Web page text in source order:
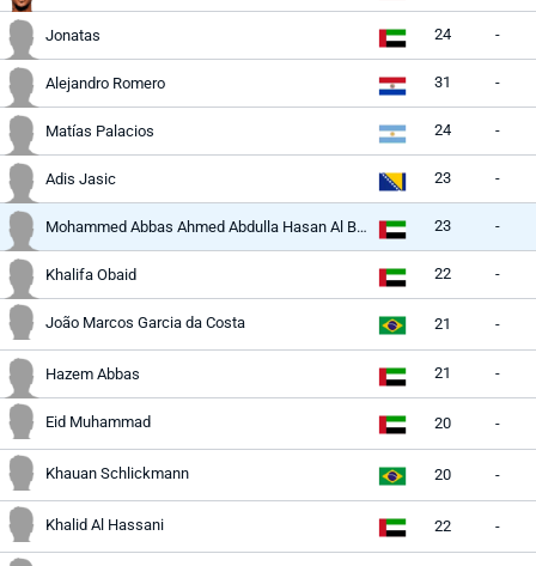
Jonatas 24 -
Alejandro Romero 31 -
Matías Palacios 24 -
Adis Jasic 23 -
Mohammed Abbas Ahmed Abdulla Hasan Al Baloushi 23 -
Khalifa Obaid 22 -
João Marcos Garcia da Costa 21 -
Hazem Abbas 21 -
Eid Muhammad 20 -
Khauan Schlickmann 20 -
Khalid Al Hassani 22 -